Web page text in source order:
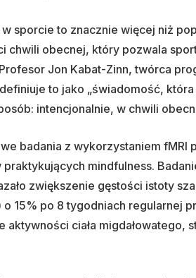
sporcie to znacznie więcej niż
chwili obecnej, który pozwala
Jon Kabat-Zinn, twórca
to jako „świadomość,
intencjonalnie, w chwili
badania z wykorzystaniem fMRI
mindfulness.
zwiększenie gęstości istoty
o 15% po 8 tygodniach regularnej
aktywności ciała